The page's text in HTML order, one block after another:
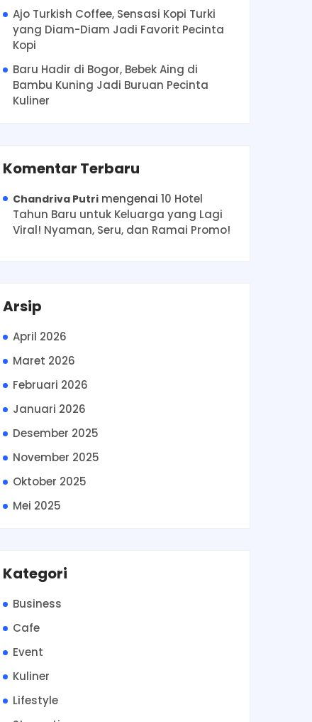
Ajo Turkish Coffee, Sensasi Kopi Turki
yang Diam-Diam Jadi Favorit Pecinta
Kopi
Baru Hadir di Bogor, Bebek Aing di
Bambu Kuning Jadi Buruan Pecinta
Kuliner
Komentar Terbaru
Chandriva Putri mengenai 10 Hotel
Tahun Baru untuk Keluarga yang Lagi
Viral! Nyaman, Seru, dan Ramai Promo!
Arsip
April 2026
Maret 2026
Februari 2026
Januari 2026
Desember 2025
November 2025
Oktober 2025
Mei 2025
Kategori
Business
Cafe
Event
Kuliner
Lifestyle